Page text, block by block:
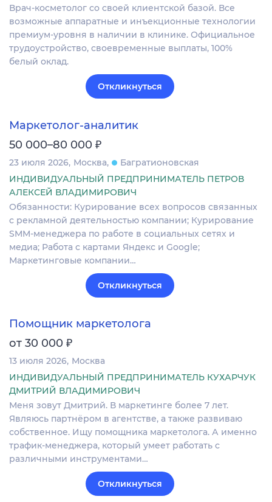
Врач-косметолог со своей клиентской базой. Все
возможные аппаратные и инъекционные технологии
премиум-уровня в наличии в клинике. Официальное
трудоустройство, своевременные выплаты, 100%
белый оклад.
Откликнуться
Маркетолог-аналитик
50 000–80 000 ₽
23 июля 2026 Москва
Багратионовская
ИНДИВИДУАЛЬНЫЙ ПРЕДПРИНИМАТЕЛЬ ПЕТРОВ
АЛЕКСЕЙ ВЛАДИМИРОВИЧ
Обязанности: Курирование всех вопросов связанных
с рекламной деятельностью компании; Курирование
SMM-менеджера по работе в социальных сетях и
медиа; Работа с картами Яндекс и Google;
Маркетинговые компании…
Откликнуться
Помощник маркетолога
от 30 000 ₽
13 июля 2026 Москва
ИНДИВИДУАЛЬНЫЙ ПРЕДПРИНИМАТЕЛЬ КУХАРЧУК
ДМИТРИЙ ВЛАДИМИРОВИЧ
Меня зовут Дмитрий. В маркетинге более 7 лет.
Являюсь партнёром в агентстве, а также развиваю
собственное. Ищу помощника маркетолога. А именно
трафик-менеджера, который умеет работать с
различными инструментами…
Откликнуться